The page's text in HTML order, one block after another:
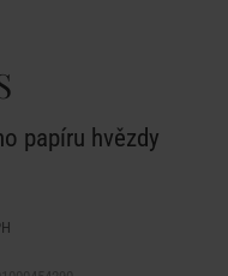
papíru hvězdy